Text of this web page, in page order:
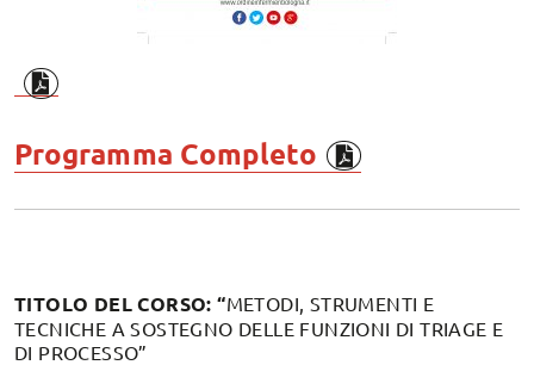
Programma Completo
TITOLO DEL CORSO: “METODI, STRUMENTI E
TECNICHE A SOSTEGNO DELLE FUNZIONI DI TRIAGE E
DI PROCESSO”